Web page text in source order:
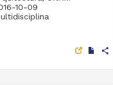
10-09
share